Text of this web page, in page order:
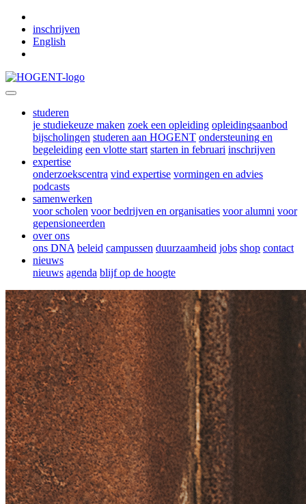
inschrijven
English
studeren
je studiekeuze maken zoek een opleiding opleidingsaanbod
bijscholingen studeren aan HOGENT ondersteuning en
begeleiding een vlotte start starten in februari inschrijven
expertise
onderzoekscentra vind expertise vormingen en advies
podcasts
samenwerken
voor scholen voor bedrijven en organisaties voor alumni voor
gepensioneerden
over ons
ons DNA beleid campussen duurzaamheid jobs shop contact
nieuws
nieuws agenda blijf op de hoogte